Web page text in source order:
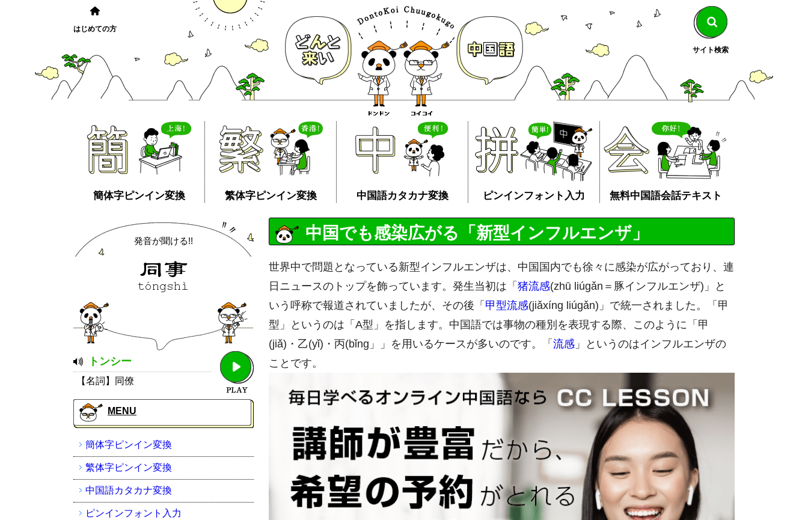
はじめての方
サイト検索
簡体字ピンイン変換 繁体字ピンイン変換 中国語カタカナ変換 ピンインフォント入力 無料中国語会話テキスト
中国でも感染広がる「新型インフルエンザ」
世界中で問題となっている新型インフルエンザは、中国国内でも徐々に感染が広がっており、連
日ニュースのトップを飾っています。発生当初は「 猪流感(zhū liúgǎn＝豚インフルエンザ)」と
いう呼称で報道されていましたが、その後「 甲型流感(jiǎxíng liúgǎn)」で統一されました。「甲
型」というのは「A型」を指します。中国語では事物の種別を表現する際、このように「甲
(jiǎ)・乙(yǐ)・丙(bǐng」」を用いるケースが多いのです。「 流感 」というのはインフルエンザの
ことです。
発音が聞ける!!
トンシー
【名詞】同僚
MENU
簡体字ピンイン変換
繁体字ピンイン変換
中国語カタカナ変換
ピンインフォント入力